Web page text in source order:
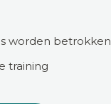
worden betrokken
training